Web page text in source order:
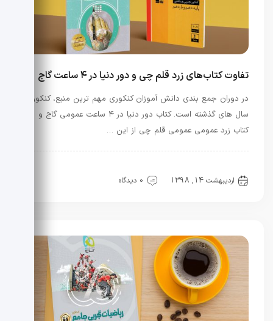
تفاوت کتاب‌های زرد قلم چی و دور دنیا در ۴ ساعت گاج
در دوران جمع بندی دانش آموزان کنکوری مهم ترین منبع، کنکور
سال های گذشته است. کتاب دور دنیا در ۴ ساعت عمومی گاج و
کتاب زرد عمومی عمومی قلم چی از این …
اردیبهشت 14, 1398
0 دیدگاه